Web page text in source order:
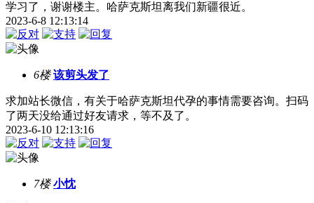
学习了，谢谢楼主。哈萨克斯坦离我们新疆很近。
2023-6-8 12:13:14
6楼 该剪头发了
求加站长微信，有关于哈萨克斯坦代孕的事情需要咨询。扫码
了两天没给通过好友请求，等不及了。
2023-6-10 12:13:16
7楼 小忱